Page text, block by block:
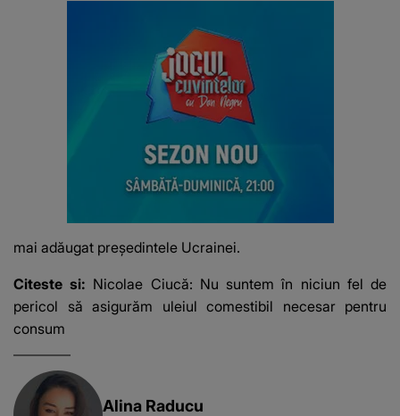
mai adăugat președintele Ucrainei.
Citeste si: Nicolae Ciucă: Nu suntem în niciun fel de
pericol să asigurăm uleiul comestibil necesar pentru
consum
Alina Raducu